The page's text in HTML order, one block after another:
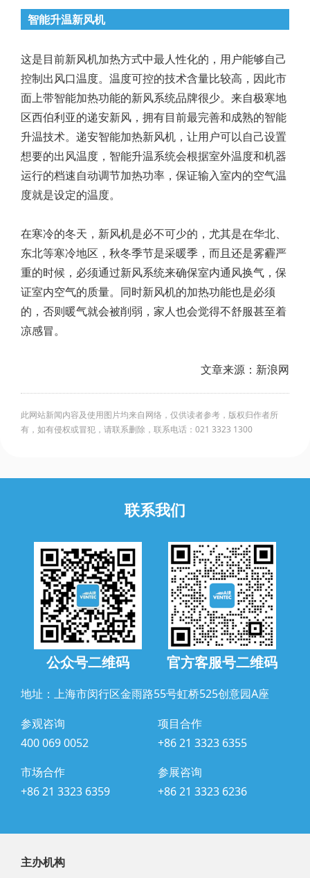
智能升温新风机
这是目前新风机加热方式中最人性化的，用户能够自己
控制出风口温度。温度可控的技术含量比较高，因此市
面上带智能加热功能的新风系统品牌很少。来自极寒地
区西伯利亚的递安新风，拥有目前最完善和成熟的智能
升温技术。递安智能加热新风机，让用户可以自己设置
想要的出风温度，智能升温系统会根据室外温度和机器
运行的档速自动调节加热功率，保证输入室内的空气温
度就是设定的温度。
在寒冷的冬天，新风机是必不可少的，尤其是在华北、
东北等寒冷地区，秋冬季节是采暖季，而且还是雾霾严
重的时候，必须通过新风系统来确保室内通风换气，保
证室内空气的质量。同时新风机的加热功能也是必须
的，否则暖气就会被削弱，家人也会觉得不舒服甚至着
凉感冒。
文章来源：新浪网
此网站新闻内容及使用图片均来自网络，仅供读者参考，版权归作者所
有，如有侵权或冒犯，请联系删除，联系电话：021 3323 1300
联系我们
公众号二维码 官方客服号二维码
地址：上海市闵行区金雨路55号虹桥525创意园A座
参观咨询
400 069 0052
项目合作
+86 21 3323 6355
市场合作
+86 21 3323 6359
参展咨询
+86 21 3323 6236
主办机构